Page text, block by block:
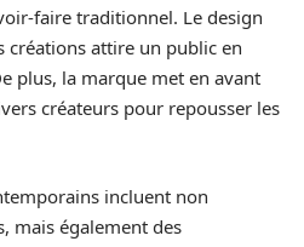
faire traditionnel. Le design
créations attire un public en
plus, la marque met en avant
créateurs pour repousser les
incluent non
mais également des